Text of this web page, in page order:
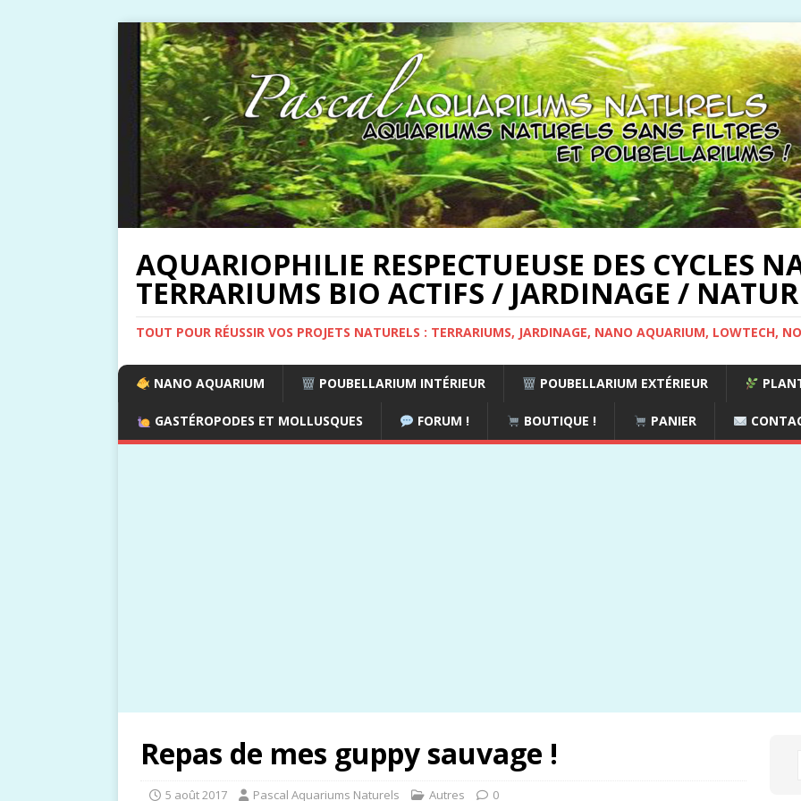
AQUARIOPHILIE RESPECTUEUSE DES CYCLES
TERRARIUMS BIO ACTIFS / JARDINAGE /
TOUT POUR RÉUSSIR VOS PROJETS NATURELS : TERRARIUMS, JARDINAGE, NANO AQUARIUM, LOWTECH,
NANO AQUARIUM POUBELLARIUM INTÉRIEUR POUBELLARIUM EXTÉRIEUR
GASTÉROPODES ET MOLLUSQUES FORUM ! BOUTIQUE ! PANIER
Repas de mes guppy sauvage !
5 août 2017 Pascal Aquariums Naturels Autres 0